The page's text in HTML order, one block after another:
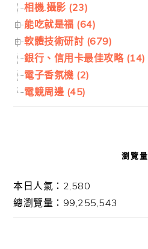
相機.攝影 (23)
能吃就是福 (64)
軟體技術研討 (679)
銀行、信用卡最佳攻略 (14)
電子香氛機 (2)
電競周邊 (45)
瀏覽量
本日人氣：2,580
總瀏覽量：99,255,543